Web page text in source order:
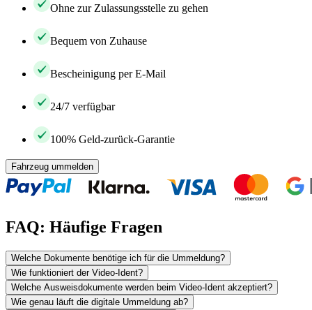
Ohne zur Zulassungsstelle zu gehen
Bequem von Zuhause
Bescheinigung per E-Mail
24/7 verfügbar
100% Geld-zurück-Garantie
Fahrzeug ummelden
FAQ: Häufige Fragen
Welche Dokumente benötige ich für die Ummeldung?
Wie funktioniert der Video-Ident?
Welche Ausweisdokumente werden beim Video-Ident akzeptiert?
Wie genau läuft die digitale Ummeldung ab?